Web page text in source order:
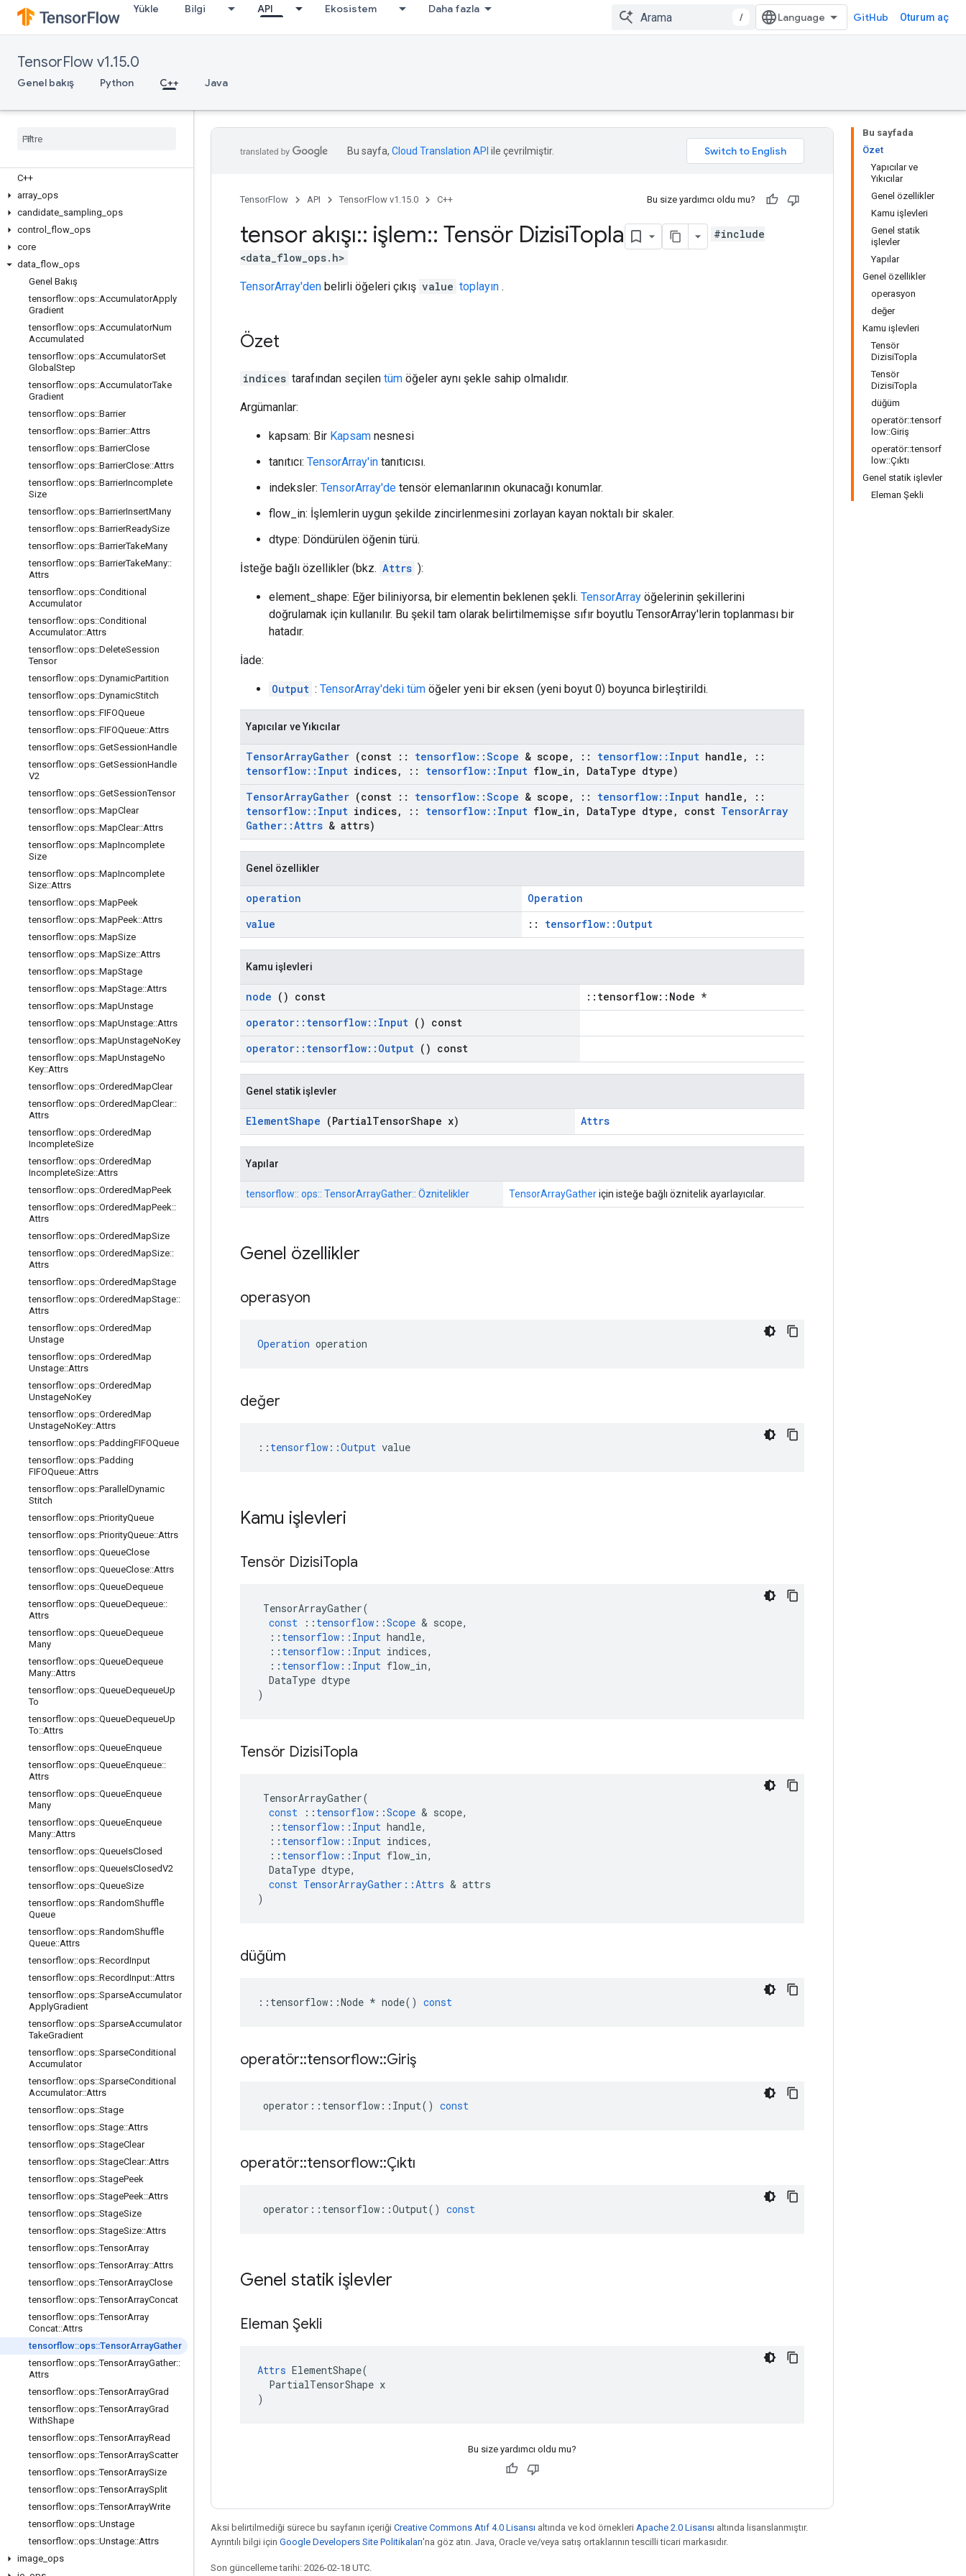
Yükle Bilgi API Ekosistem Daha fazla
/ GitHub Oturum aç
TensorFlow v1.15.0
Genel bakış Python C++ Java
C++
array ops
candidate sampling ops
control
flow ops
core
data flow ops
Genel Bakış
tensorflow::ops::AccumulatorApply
Gradient
tensorflow::ops::AccumulatorNum
Accumulated
tensorflow::ops::AccumulatorSet
Global Step
tensorflow::ops::AccumulatorTake
Gradient
tensorflow::ops::Barrier
tensorflow::ops::Barrier::Attrs
tensorflow::ops::BarrierClose
tensorflow::ops::BarrierClose::Attrs
tensorflow::ops::BarrierIncomplete
Size
tensorflow::ops::BarrierInsertMany
tensorflow::ops::BarrierReadySize
tensorflow::ops::BarrierTakeMany
tensorflow::ops::BarrierTakeMany::
Attrs
tensorflow::ops::Conditional
Accumulator
tensorflow::ops::Conditional
Accumulator::Attrs
tensorflow::ops::DeleteSession
Tensor
tensorflow::ops::DynamicPartition
tensorflow::ops::DynamicStitch
tensorflow::ops::FIFOQueue
tensorflow::ops::FIFOQueue::Attrs
tensorflow::ops::GetSessionHandle
tensorflow::ops::GetSessionHandle
V2
tensorflow::ops::GetSessionTensor
tensorflow::ops::MapClear
tensorflow::ops::MapClear::Attrs
tensorflow::ops::MapIncomplete
Size
tensorflow::ops::MapIncomplete
Size::Attrs
tensorflow::ops::MapPeek
tensorflow::ops::MapPeek::Attrs
tensorflow::ops::MapSize
tensorflow::ops::MapSize::Attrs
tensorflow::ops::MapStage
tensorflow::ops::MapStage::Attrs
tensorflow::ops::MapUnstage
tensorflow::ops::MapUnstage::Attrs
tensorflow::ops::MapUnstageNoKey
tensorflow::ops::MapUnstageNo
Key::Attrs
tensorflow::ops::OrderedMapClear
tensorflow::ops::OrderedMapClear::
Attrs
tensorflow::ops::OrderedMap
IncompleteSize
tensorflow::ops::OrderedMap
IncompleteSize::Attrs
tensorflow::ops::OrderedMapPeek
tensorflow::ops::OrderedMapPeek::
Attrs
tensorflow::ops::OrderedMapSize
tensorflow::ops::OrderedMapSize::
Attrs
tensorflow::ops::OrderedMapStage
tensorflow::ops::OrderedMapStage::
Attrs
tensorflow::ops::OrderedMap
Unstage
tensorflow::ops::OrderedMap
Unstage::Attrs
tensorflow::ops::OrderedMap
UnstageNoKey
tensorflow::ops::OrderedMap
UnstageNoKey::Attrs
tensorflow::ops::PaddingFIFOQueue
tensorflow::ops::Padding
FIFOQueue::Attrs
tensorflow::ops::Parallel Dynamic
Stitch
tensorflow::ops::PriorityQueue
tensorflow::ops::PriorityQueue::Attrs
tensorflow::ops::QueueClose
tensorflow::ops::QueueClose::Attrs
tensorflow::ops::QueueDequeue
tensorflow::ops::QueueDequeue::
Attrs
tensorflow::ops::QueueDequeue
Many
tensorflow::ops::QueueDequeue
Many::Attrs
tensorflow::ops::QueueDequeueUp
To
tensorflow::ops::QueueDequeueUp
To::Attrs
tensorflow::ops::QueueEnqueue
tensorflow::ops::QueueEnqueue::
Attrs
tensorflow::ops::QueueEnqueue
Many
tensorflow::ops::QueueEnqueue
Many::Attrs
tensorflow::ops::QueueIsClosed
tensorflow::ops::QueueIsClosedV2
tensorflow::ops::QueueSize
tensorflow::ops::RandomShuffle
Queue
tensorflow::ops::RandomShuffle
Queue::Attrs
tensorflow::ops::RecordInput
tensorflow::ops::RecordInput::Attrs
tensorflow::ops::SparseAccumulator
ApplyGradient
tensorflow::ops::SparseAccumulator
TakeGradient
tensorflow::ops::SparseConditional
Accumulator
tensorflow::ops::SparseConditional
Accumulator::Attrs
tensorflow::ops::Stage
tensorflow::ops::Stage::Attrs
tensorflow::ops::StageClear
tensorflow::ops::StageClear::Attrs
tensorflow::ops::StagePeek
tensorflow::ops::StagePeek::Attrs
tensorflow::ops::StageSize
tensorflow::ops::StageSize::Attrs
tensorflow::ops::TensorArray
tensorflow::ops::TensorArray::Attrs
tensorflow::ops::TensorArrayClose
tensorflow::ops::TensorArrayConcat
tensorflow::ops::TensorArray
Concat::Attrs
tensorflow::ops::TensorArrayGather
tensorflow::ops::TensorArrayGather::
Attrs
tensorflow::ops::TensorArrayGrad
tensorflow::ops::TensorArrayGrad
WithShape
tensorflow::ops::TensorArrayRead
tensorflow::ops::TensorArrayScatter
tensorflow::ops::TensorArraySize
tensorflow::ops::TensorArraySplit
tensorflow::ops::TensorArrayWrite
tensorflow::ops::Unstage
tensorflow::ops::Unstage::Attrs
image ops
Bu sayfada
Özet
Yapıcılar ve
Yıkıcılar
Genel özellikler
Kamu işlevleri
Genel statik
işlevler
Yapılar
Genel özellikler
operasyon
değer
Kamu işlevleri
Tensör
DizisiTopla
Tensör
DizisiTopla
düğüm
operatör::tensorf
low::Giriş
operatör::tensorf
low::Çıktı
Genel statik işlevler
Eleman Şekli
Bu sayfa, Cloud Translation API ile çevrilmiştir.
TensorFlow API TensorFlow v1.15.0 C++ Bu size yardımcı oldu mu?
tensor akışı:: işlem:: Tensör DizisiTopla
#include
<data_flow_ops.h>
TensorArray'den belirli öğeleri çıkış value toplayın .
Özet
indices tarafından seçilen tüm öğeler aynı şekle sahip olmalıdır.
Argümanlar:
kapsam: Bir Kapsam nesnesi
tanıtıcı: TensorArray'in tanıtıcısı.
indeksler: TensorArray'de tensör elemanlarının okunacağı konumlar.
flow_in: İşlemlerin uygun şekilde zincirlenmesini zorlayan kayan noktalı bir skaler.
dtype: Döndürülen öğenin türü.
İsteğe bağlı özellikler (bkz. Attrs ):
element_shape: Eğer biliniyorsa, bir elementin beklenen şekli. TensorArray öğelerinin şekillerini
doğrulamak için kullanılır. Bu şekil tam olarak belirtilmemişse sıfır boyutlu TensorArray'lerin toplanması bir
hatadır.
İade:
Output : TensorArray'deki tüm öğeler yeni bir eksen (yeni boyut 0) boyunca birleştirildi.
Yapıcılar ve Yıkıcılar
TensorArrayGather (const :: tensorflow::Scope & scope , :: tensorflow:: Input handle ,
::
tensorflow:: Input indices, :: tensorflow:: Input flow in , DataType dtype)
TensorArrayGather (const :: tensorflow::Scope & scope , :: tensorflow:: Input handle ,
::
tensorflow:: Input indices, :: tensorflow:: Input flow in , DataType dtype , const TensorArray
Gather::Attrs & attrs)
Genel özellikler
operation
Operation
value
:: tensorflow::Output
Kamu işlevleri
node () const
::tensorflow::Node *
operator:: tensorflow:: Input () const
operator:: tensorflow:: Output () const
Genel statik işlevler
ElementShape (PartialTensorShape x) Attrs
Yapılar
tensorflow:: ops:: TensorArrayGather:: Öznitelikler TensorArrayGatheriçin isteğe bağlı öznitelik ayarlayıcılar.
Genel özellikler
operasyon
Operation operation
değer
:: tensorflow::Output value
Kamu işlevleri
Tensör DizisiTopla
TensorArrayGather(
const
:: tensorflow ::Scope & scope,
:: tensorflow :: Input handle,
:: tensorflow :: Input indices,
:: tensorflow :: Input flow_in,
DataType dtype
)
Tensör DizisiTopla
TensorArrayGather(
const
:: tensorflow ::Scope & scope,
:: tensorflow :: Input handle,
:: tensorflow :: Input indices,
:: tensorflow :: Input flow_in,
DataType dtype,
const TensorArrayGather ::Attrs & attrs
)
düğüm
:: tensorflow ::Node * node() const
operatör::tensorflow::Giriş
operator :: tensorflow :: Input() const
operatör::tensorflow::Çıktı
operator :: tensorflow ::Output() const
Genel statik işlevler
Eleman Şekli
Attrs ElementShape(
  PartialTensorShape x
)
Bu size yardımcı oldu mu?
Aksi belirtilmediği sürece bu sayfanın içeriği Creative Commons Atıf 4.0 Lisansı altında ve kod örnekleri Apache 2.0 Lisansı altında lisanslanmıştır.
Ayrıntılı bilgi için Google Developers Site Politikaları'na göz atın. Java, Oracle ve/veya satış ortaklarının tescilli ticari markasıdır.
Son güncelleme tarihi: 2026-02-18 UTC.